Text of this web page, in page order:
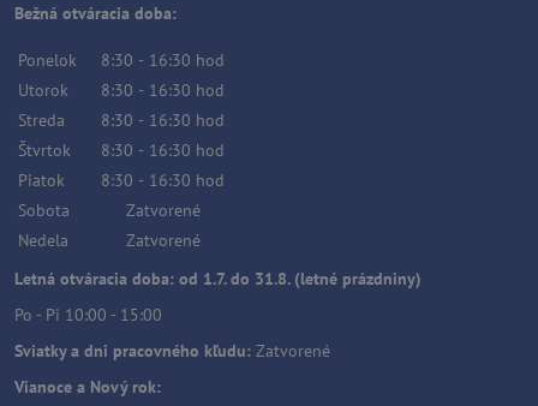
Bežná otváracia doba:
Ponelok 8:30 - 16:30 hod
Utorok
8:30 - 16:30 hod
Streda
8:30 - 16:30 hod
Štvrtok
8:30 - 16:30 hod
Piatok
8:30 - 16:30 hod
Sobota
Zatvorené
Nedela
Zatvorené
Letná otváracia doba: od 1.7. do 31.8. (letné prázdniny)
Po - Pi 10:00 - 15:00
Sviatky a dni pracovného kľudu: Zatvorené
Vianoce a Nový rok: